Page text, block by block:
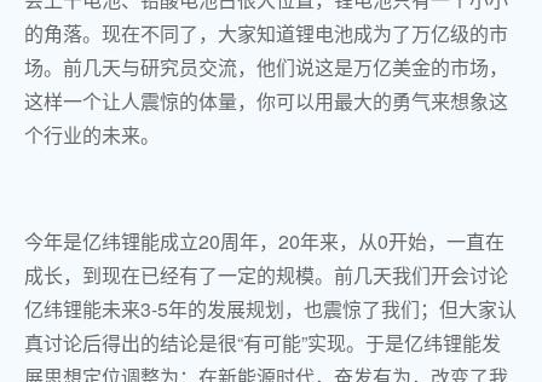
的角落。现在不同了，大家知道锂电池成为了万亿级的市
场。前几天与研究员交流，他们说这是万亿美金的市场，
这样一个让人震惊的体量，你可以用最大的勇气来想象这
个行业的未来。
今年是亿纬锂能成立20周年，20年来，从0开始，一直在
成长，到现在已经有了一定的规模。前几天我们开会讨论
亿纬锂能未来3-5年的发展规划，也震惊了我们；但大家认
真讨论后得出的结论是很“有可能”实现。于是亿纬锂能发